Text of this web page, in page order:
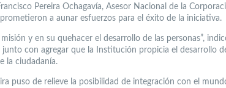
Pereira Ochagavía, Asesor Nacional de la
a aunar esfuerzos para el éxito de la iniciativa.
y en su quehacer el desarrollo de las personas”,
con agregar que la Institución propicia el desarrollo
la ciudadanía.
puso de relieve la posibilidad de integración con el